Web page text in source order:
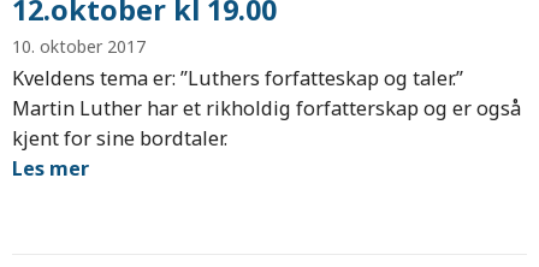
12.oktober kl 19.00
10. oktober 2017
Kveldens tema er: ”Luthers forfatteskap og taler.”
Martin Luther har et rikholdig forfatterskap og er også
kjent for sine bordtaler.
Les mer